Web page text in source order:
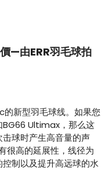
—由ERR羽毛球拍
新型羽毛球线。如果您
BG66 Ultimax，那么这
球时产生高音量的声
很高的延展性，线径为
制以及提升高远球的水